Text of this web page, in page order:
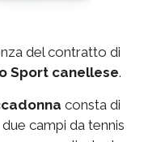
del contratto di
Sport canellese.
consta di
campi da tennis